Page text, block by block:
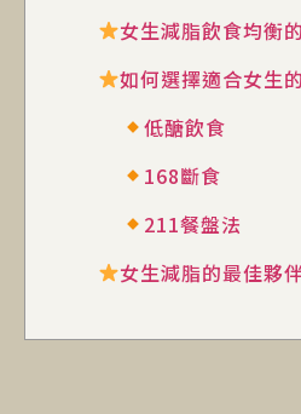
女生減脂飲食均衡
如何選擇適合女生
低醣飲食
168斷食
211餐盤法
女生減脂的最佳夥